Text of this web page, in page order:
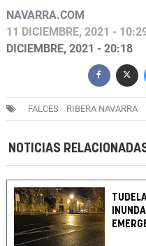
NAVARRA.COM
11 DICIEMBRE, 2021 -
DICIEMBRE, 2021 - 20:18
FALCES RIBERA NAVARRA
NOTICIAS